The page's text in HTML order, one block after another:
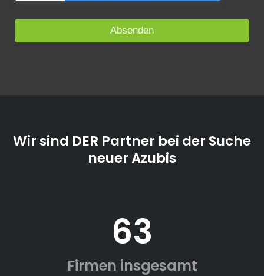
Wir sind DER Partner bei der Suche
neuer Azubis
63
Firmen insgesamt